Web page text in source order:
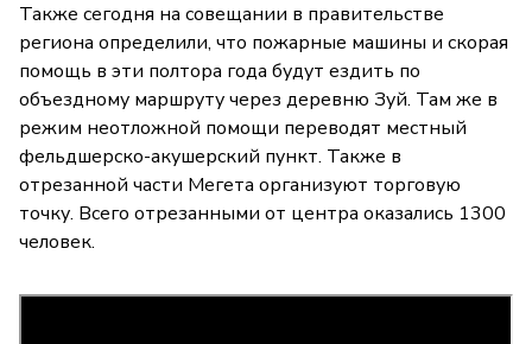
Также сегодня на совещании в правительстве
региона определили, что пожарные машины и скорая
помощь в эти полтора года будут ездить по
объездному маршруту через деревню Зуй. Там же в
режим неотложной помощи переводят местный
фельдшерско-акушерский пункт. Также в
отрезанной части Мегета организуют торговую
точку. Всего отрезанными от центра оказались 1300
человек.